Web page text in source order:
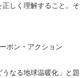
しく理解すること。そ
ボン・アクション
なる地球温暖化」と題